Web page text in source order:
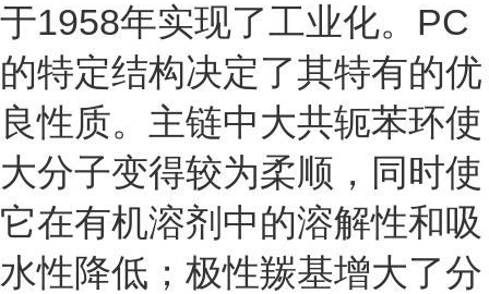
于1958年实现了工业化。PC
的特定结构决定了其特有的优
良性质。主链中大共轭苯环使
大分子变得较为柔顺，同时使
它在有机溶剂中的溶解性和吸
水性降低；极性羰基增大了分